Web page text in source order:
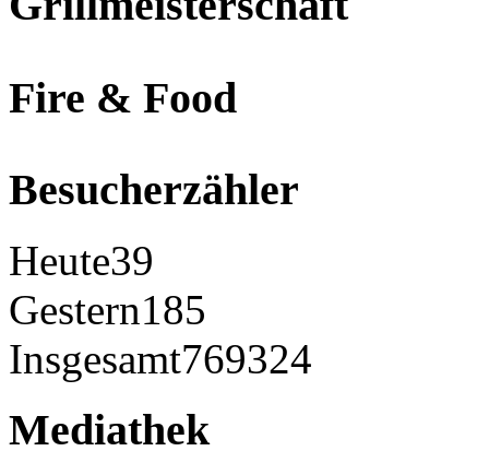
Fire & Food
Besucherzähler
Heute39
Gestern185
Insgesamt769324
Mediathek